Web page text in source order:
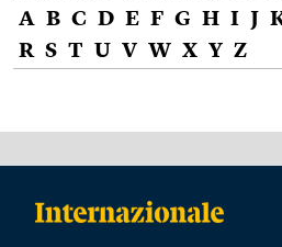
A B C D E F G H I J
R S T U V W X Y Z